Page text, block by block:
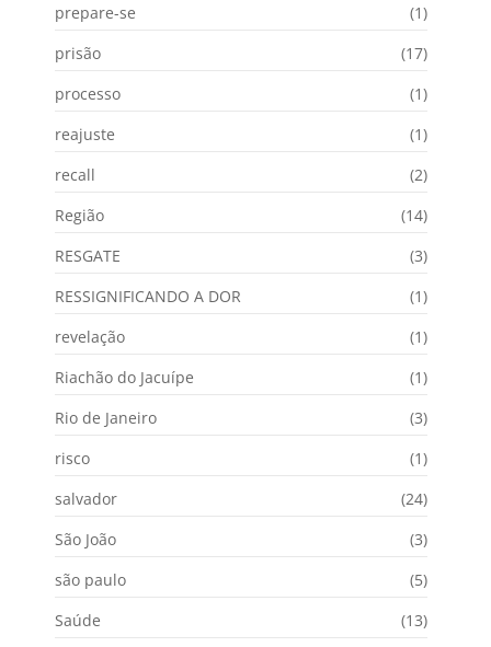
prepare-se
(1)
prisão
(17)
processo
(1)
reajuste
(1)
recall
(2)
Região
(14)
RESGATE
(3)
RESSIGNIFICANDO A DOR
(1)
revelação
(1)
Riachão do Jacuípe
(1)
Rio de Janeiro
(3)
risco
(1)
salvador
(24)
São João
(3)
são paulo
(5)
Saúde
(13)